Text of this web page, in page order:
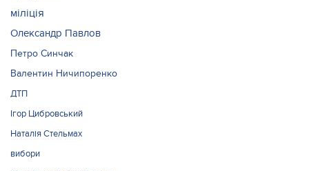
міліція
Олександр Павлов
Петро Синчак
Валентин Ничипоренко
ДТП
Ігор Цибровський
Наталія Стельмах
вибори